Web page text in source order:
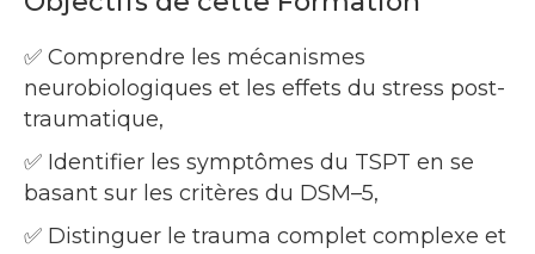
✅ Comprendre les mécanismes
neurobiologiques et les effets du stress post-
traumatique,
✅ Identifier les symptômes du TSPT en se
basant sur les critères du DSM–5,
✅ Distinguer le trauma complet complexe et